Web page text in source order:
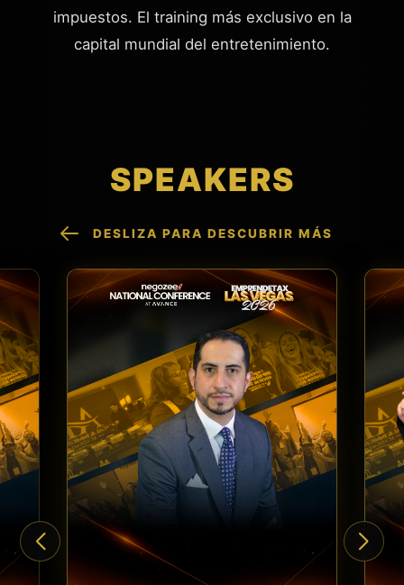
impuestos. El training más exclusivo en la
capital mundial del entretenimiento.
SPEAKERS
DESLIZA PARA DESCUBRIR MÁS